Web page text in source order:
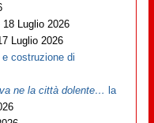
18 Luglio 2026
Luglio 2026
costruzione di
ne la città dolente… la